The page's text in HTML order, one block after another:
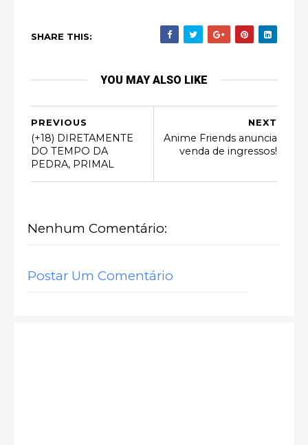
SHARE THIS:
YOU MAY ALSO LIKE
NEXT
Anime Friends anuncia
venda de ingressos!
PREVIOUS
(+18) DIRETAMENTE
DO TEMPO DA
PEDRA, PRIMAL
Nenhum Comentário:
Postar Um Comentário